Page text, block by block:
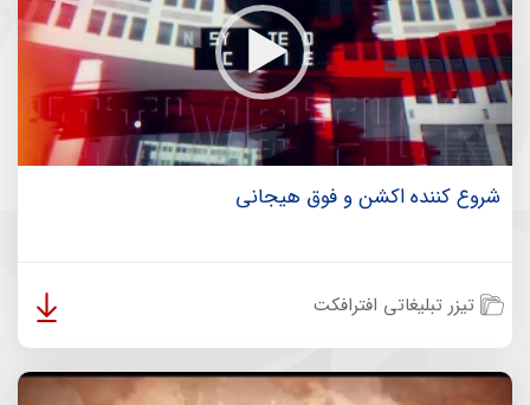
شروع کننده اکشن و فوق هیجانی
تیزر تبلیغاتی افترافکت